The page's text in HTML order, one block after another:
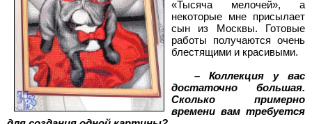
«Тысяча мелочей», а
некоторые мне присылает
сын из Москвы. Готовые
работы получаются очень
блестящими и красивыми.
– Коллекция у вас
достаточно большая.
Сколько примерно
времени вам требуется